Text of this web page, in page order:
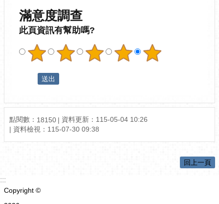
滿意度調查
此頁資訊有幫助嗎?
點閱數： 18150 資料更新： 115-05-04 10:26
資料檢視： 115-07-30 09:38
回上一頁
:::
Copyright ©